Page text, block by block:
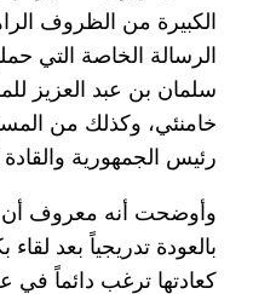
الكبيرة من الظروف
الرسالة الخاصة التي
سلمان بن عبد العزيز
خامنئي، وكذلك من
رئيس الجمهورية
وأوضحت أنه معروف أن
بالعودة تدريجياً بعد
كعادتها ترغب دائماً في